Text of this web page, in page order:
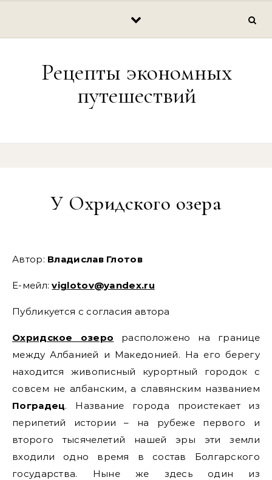
Рецепты экономных
путешествий
У Охридского озера
Автор: Владислав Глотов
Е-мейл:viglotov@yandex.ru
Публикуется с согласия автора
Охридское озеро расположено на границе
между Албанией и Македонией. На его берегу
находится живописный курортный городок с
совсем не албанским, а славянским названием
Поградец. Название города проистекает из
перипетий истории – на рубеже первого и
второго тысячелетий нашей эры эти земли
входили одно время в состав Болгарского
государства. Ныне же здесь один из